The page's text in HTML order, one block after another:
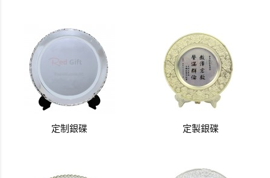
定制銀碟 定製銀碟